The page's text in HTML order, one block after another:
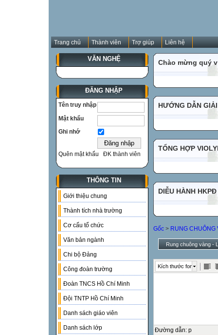
Trang chủ Thành viên Trợ giúp Liên hệ
VĂN NGHỆ
ĐĂNG NHẬP
Tên truy nhập
Mật khẩu
Ghi nhớ
Quên mật khẩu ĐK thành viên
THÔNG TIN
Giới thiệu chung
Thành tích nhà trường
Cơ cấu tổ chức
Văn bản ngành
Chi bộ Đảng
Công đoàn trường
Đoàn TNCS Hồ Chí Minh
Đội TNTP Hồ Chí Minh
Danh sách giáo viên
Danh sách lớp
Chào mừng quý
HƯỚNG DẪN
TỔNG HỢP
DIỄU HÀNH HKPĐ
Gốc > RUNG CHUÔNG
Rung chuông vàng -
Kích thước font
Đường dẫn: p